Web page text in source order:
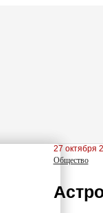
27 октября
Общество